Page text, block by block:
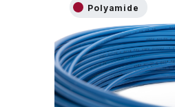
Polyamide